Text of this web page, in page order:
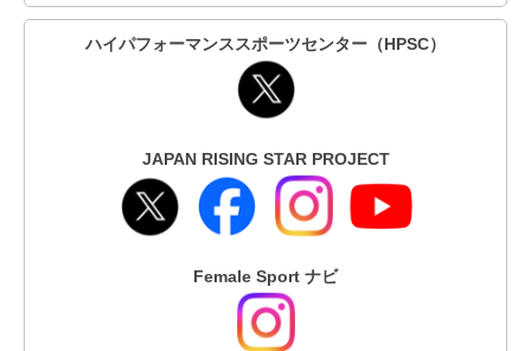
ハイパフォーマンススポーツセンター（HPSC）
JAPAN RISING STAR PROJECT
Female Sport ナビ